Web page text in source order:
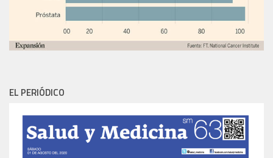
EL PERIÓDICO